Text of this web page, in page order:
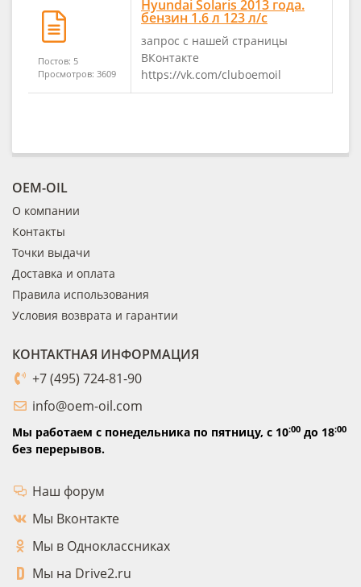
Постов: 5
Просмотров: 3609
Hyundai Solaris 2013 года.
бензин 1.6 л 123 л/с
запрос с нашей страницы
ВКонтакте
https://vk.com/cluboemoil
OEM-OIL
О компании
Контакты
Точки выдачи
Доставка и оплата
Правила использования
Условия возврата и гарантии
КОНТАКТНАЯ ИНФОРМАЦИЯ
+7 (495) 724-81-90
info@oem-oil.com
Мы работаем с понедельника по пятницу, с 10:00 до 18:00
без перерывов.
Наш форум
Мы Вконтакте
Мы в Одноклассниках
Мы на Drive2.ru